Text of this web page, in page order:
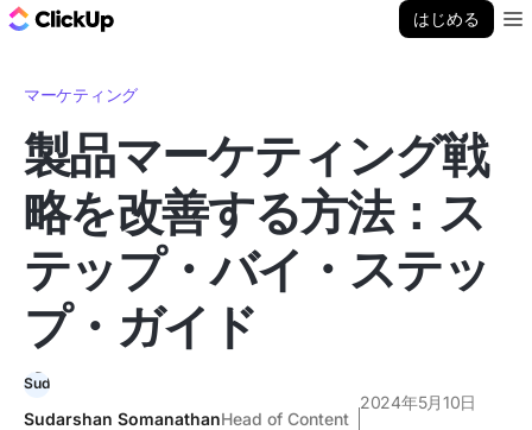
はじめる
マーケティング
製品マーケティング戦
略を改善する方法：ス
テップ・バイ・ステッ
プ・ガイド
Sudarshan SomanathanHead of Content
2024年5月10日